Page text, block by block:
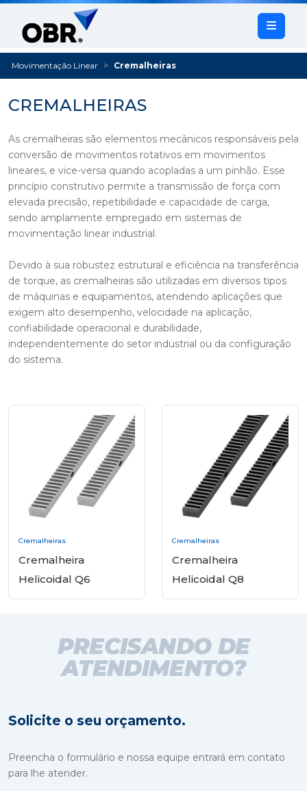
Movimentação Linear Cremalheiras
CREMALHEIRAS
As cremalheiras são elementos mecânicos responsáveis pela
conversão de movimentos rotativos em movimentos
lineares, e vice-versa quando acopladas a um pinhão. Esse
princípio construtivo permite a transmissão de força com
elevada precisão, repetibilidade e capacidade de carga,
sendo amplamente empregado em sistemas de
movimentação linear industrial.
Devido à sua robustez estrutural e eficiência na transferência
de torque, as cremalheiras são utilizadas em diversos tipos
de máquinas e equipamentos, atendendo aplicações que
exigem alto desempenho, velocidade na aplicação,
confiabilidade operacional e durabilidade,
independentemente do setor industrial ou da configuração
do sistema.
Cremalheiras
Cremalheira
Helicoidal Q6
Cremalheiras
Cremalheira
Helicoidal Q8
PRECISANDO DE
ATENDIMENTO?
Solicite o seu orçamento.
Preencha o formulário e nossa equipe entrará em contato
para lhe atender.